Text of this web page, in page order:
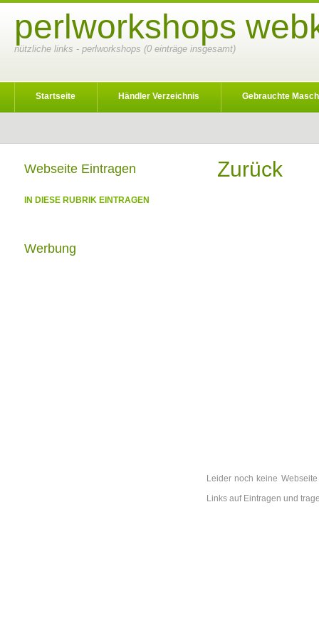
perlworkshops
nützliche links - perlworkshops (0 einträge insgesamt)
Startseite Händler Verzeichnis Gebrauchte
Zurück
Leider noch keine
Links auf Eintragen und
Webseite Eintragen
IN DIESE RUBRIK EINTRAGEN
Werbung